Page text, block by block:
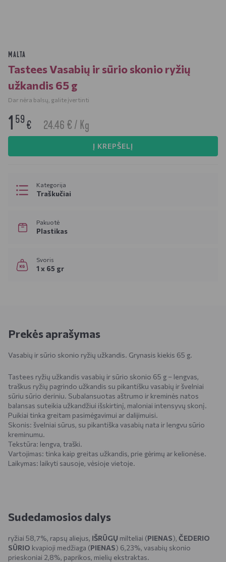
MALTA
Tastees Vasabių ir sūrio skonio ryžių
užkandis 65 g
Dar nėra balsų, galite įvertinti
1 59€ 24.46 € / Kg
Į KREPŠELĮ
Kategorija
Traškučiai
Pakuotė
Plastikas
Svoris
1 x 65 gr
Prekės aprašymas
Vasabių ir sūrio skonio ryžių užkandis. Grynasis kiekis 65 g.
Tastees ryžių užkandis vasabių ir sūrio skonio 65 g – lengvas,
traškus ryžių pagrindo užkandis su pikantišku vasabių ir švelniai
sūriu sūrio deriniu. Subalansuotas aštrumo ir kreminės natos
balansas suteikia užkandžiui išskirtinį, maloniai intensyvų skonį.
Puikiai tinka greitam pasimėgavimui ar dalijimuisi.
Skonis: švelniai sūrus, su pikantiška vasabių nata ir lengvu sūrio
kreminumu.
Tekstūra: lengva, traški.
Vartojimas: tinka kaip greitas užkandis, prie gėrimų ar kelionėse.
Laikymas: laikyti sausoje, vėsioje vietoje.
Sudedamosios dalys
ryžiai 58,7%, rapsų aliejus, IŠRŪGŲ milteliai (PIENAS), ČEDERIO
SŪRIO kvapioji medžiaga (PIENAS) 6,23%, vasabių skonio
prieskoniai 2,8%, paprikos, mielių ekstraktas.